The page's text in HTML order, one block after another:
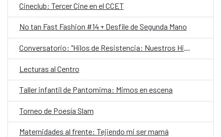
Cineclub: Tercer Cine en el CCET
No tan Fast Fashion #14 + Desfile de Segunda Mano
Conversatorio: "Hilos de Resistencia: Nuestros Hilos, nuestras voces"
Lecturas al Centro
Taller infantil de Pantomima: Mimos en escena
Torneo de Poesía Slam
Maternidades al frente: Tejiendo mi ser mamá